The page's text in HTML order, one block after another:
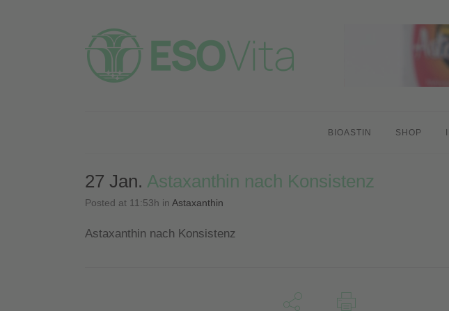
BIOASTIN SHOP
27 Jan. Astaxanthin nach Konsistenz
Posted at 11:53h in Astaxanthin
Astaxanthin nach Konsistenz